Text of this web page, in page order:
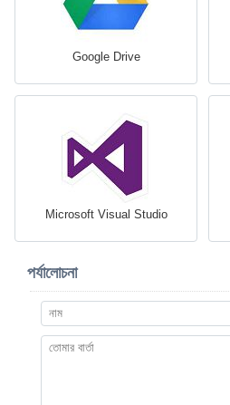
Google Drive
Microsoft Visual Studio
পর্যালোচনা